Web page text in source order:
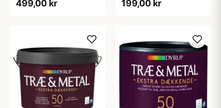
499,00 kr 199,00 kr